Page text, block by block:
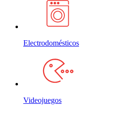
Electrodomésticos
Videojuegos